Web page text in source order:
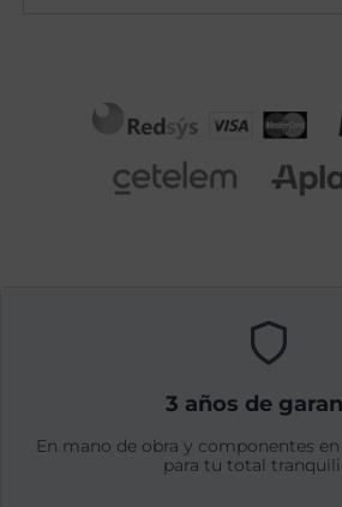
3 años de
En mano de obra y componentes
para tu total